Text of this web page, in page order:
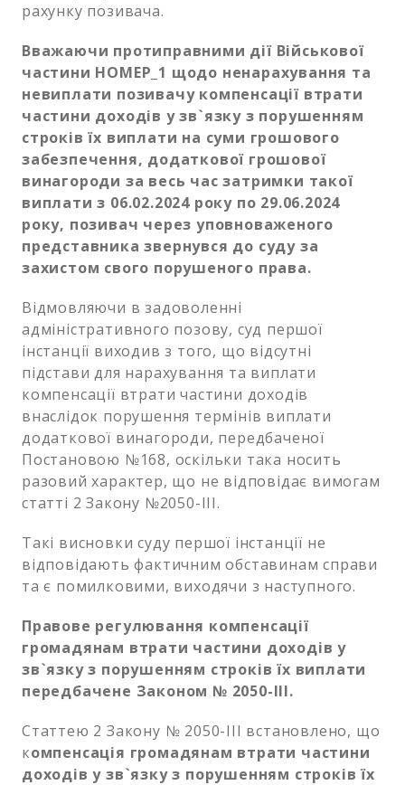
рахунку позивача.
Вважаючи протиправними дії Військової
частини НОМЕР_1 щодо ненарахування та
невиплати позивачу компенсації втрати
частини доходів у зв`язку з порушенням
строків їх виплати на суми грошового
забезпечення, додаткової грошової
винагороди за весь час затримки такої
виплати з 06.02.2024 року по 29.06.2024
року, позивач через уповноваженого
представника звернувся до суду за
захистом свого порушеного права.
Відмовляючи в задоволенні
адміністративного позову, суд першої
інстанції виходив з того, що відсутні
підстави для нарахування та виплати
компенсації втрати частини доходів
внаслідок порушення термінів виплати
додаткової винагороди, передбаченої
Постановою №168, оскільки така носить
разовий характер, що не відповідає вимогам
статті 2 Закону №2050-ІІІ.
Такі висновки суду першої інстанції не
відповідають фактичним обставинам справи
та є помилковими, виходячи з наступного.
Правове регулювання компенсації
громадянам втрати частини доходів у
зв`язку з порушенням строків їх виплати
передбачене Законом № 2050-III.
Статтею 2 Закону № 2050-ІІІ встановлено, що
компенсація громадянам втрати частини
доходів у зв`язку з порушенням строків їх